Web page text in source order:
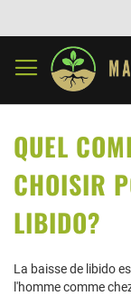
QUEL
CHOISIR
LIBIDO?
La baisse de libido
l'homme comme